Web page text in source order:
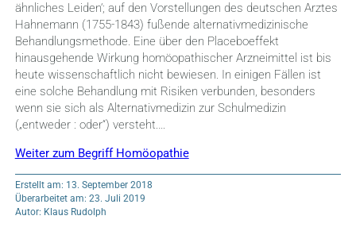
ähnliches Leiden‘; auf den Vorstellungen des deutschen Arztes
Hahnemann (1755-1843) fußende alternativmedizinische
Behandlungsmethode. Eine über den Placeboeffekt
hinausgehende Wirkung homöopathischer Arzneimittel ist bis
heute wissenschaftlich nicht bewiesen. In einigen Fällen ist
eine solche Behandlung mit Risiken verbunden, besonders
wenn sie sich als Alternativmedizin zur Schulmedizin
(„entweder : oder“) versteht.…
Weiter zum Begriff Homöopathie
Erstellt am: 13. September 2018
Überarbeitet am: 23. Juli 2019
Autor: Klaus Rudolph